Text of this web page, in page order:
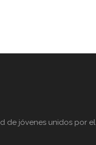
de jóvenes unidos por el